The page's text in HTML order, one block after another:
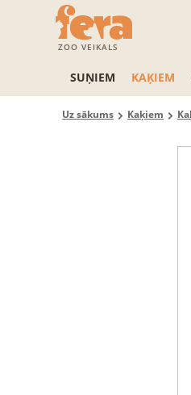
ZOO VEIKALS
SUŅIEM KAĶIEM
Uz sākums Kaķiem